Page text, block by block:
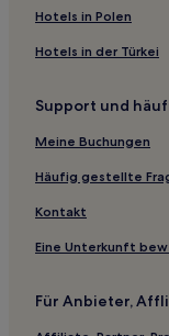
St. Louis Hotels
Goodfellow
Glasgow Village
Hotels nahe
Berkeley: Hotels
Breckenridge Hills:
The Hill: Hotels
Hotels nahe
Hotels in Polen
Hotels in der Türkei
Support und
Meine Buchungen
Häufig gestellte
Kontakt
Eine Unterkunft
Für Anbieter,